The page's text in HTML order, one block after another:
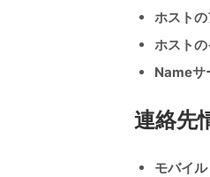
ホストの
ホスト
Nameサ
連絡先
モバイル